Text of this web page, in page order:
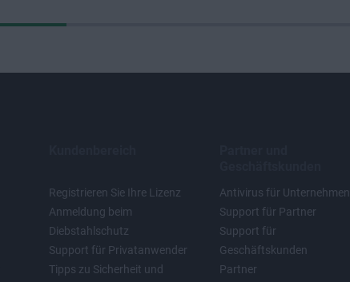
Registrieren Sie Ihre Lizenz
Anmeldung beim
Diebstahlschutz
Support für Privatanwender
Tipps zu Sicherheit und
Antivirus für Unternehmen
Support für Partner
Support für
Geschäftskunden
Partner